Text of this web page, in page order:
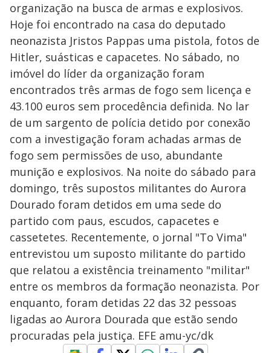
organização na busca de armas e explosivos.
Hoje foi encontrado na casa do deputado
neonazista Jristos Pappas uma pistola, fotos de
Hitler, suásticas e capacetes. No sábado, no
imóvel do líder da organização foram
encontrados três armas de fogo sem licença e
43.100 euros sem procedência definida. No lar
de um sargento de polícia detido por conexão
com a investigação foram achadas armas de
fogo sem permissões de uso, abundante
munição e explosivos. Na noite do sábado para
domingo, três supostos militantes do Aurora
Dourado foram detidos em uma sede do
partido com paus, escudos, capacetes e
cassetetes. Recentemente, o jornal "To Vima"
entrevistou um suposto militante do partido
que relatou a existência treinamento "militar"
entre os membros da formação neonazista. Por
enquanto, foram detidas 22 das 32 pessoas
ligadas ao Aurora Dourada que estão sendo
procuradas pela justiça. EFE amu-yc/dk